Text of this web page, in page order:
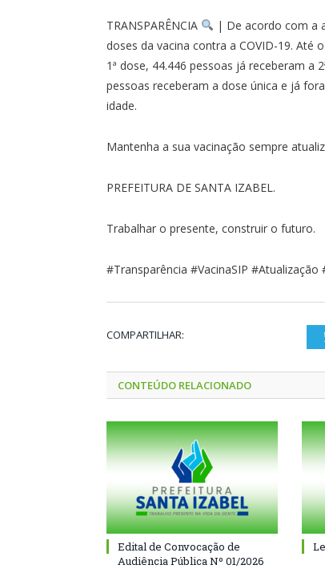
TRANSPARÊNCIA
| De acordo com a
doses da vacina contra a COVID-19. Até
1ª dose, 44.446 pessoas já receberam a
pessoas receberam a dose única e já
idade.
Mantenha a sua vacinação sempre
PREFEITURA DE SANTA IZABEL.
Trabalhar o presente, construir o futuro.
#Transparência #VacinaSIP #Atualização
COMPARTILHAR:
CONTEÚDO RELACIONADO
Edital de Convocação de
Audiência Pública Nº 01/2026